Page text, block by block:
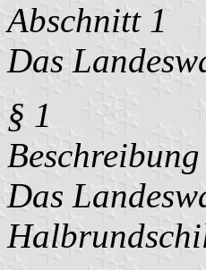
Abschnitt 1
Das
§ 1
Beschreibung
Das